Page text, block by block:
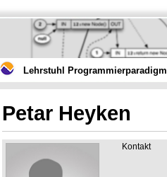
Lehrstuhl
Petar Heyken
Kontakt